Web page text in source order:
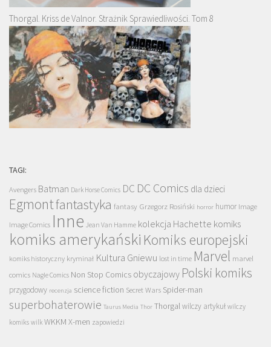
Thorgal. Kriss de Valnor. Strażnik Sprawiedliwości. Tom 8
TAGI:
Avengers Batman Dark Horse Comics DC DC Comics dla dzieci
Egmontfantastyka fantasy Grzegorz Rosiński horror humor Image
Image Comics Inne Jean Van Hamme kolekcja Hachette komiks
komiks amerykański Komiks europejski
komiks historyczny kryminał Kultura Gniewu lost in time Marvel marvel
comics Nagle Comics Non Stop Comics obyczajowy Polski komiks
przygodowy recenzja science fiction Secret Wars Spider-man
superbohaterowie Taurus Media Thor Thorgalwilczy artykuł wilczy
komiks wilk WKKM X-men zapowiedzi